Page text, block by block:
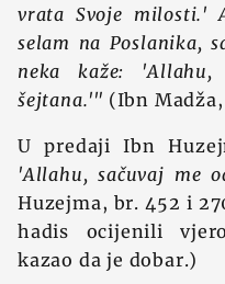
vrata Svoje milosti.'
selam na Poslanika,
neka kaže:
šejtana.'" (Ibn
U predaji Ibn
'Allahu, sačuvaj me
Huzejma, br. 452 i
hadis ocijenili
kazao da je dobar.)